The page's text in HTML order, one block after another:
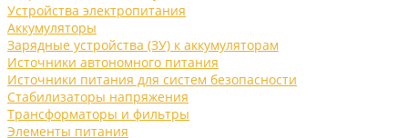
Устройства электропитания
Аккумуляторы
Зарядные устройства (ЗУ) к аккумуляторам
Источники автономного питания
Источники питания для систем безопасности
Стабилизаторы напряжения
Трансформаторы и фильтры
Элементы питания